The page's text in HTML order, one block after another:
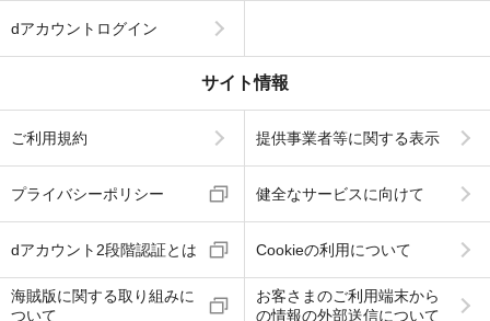
dアカウントログイン
サイト情報
ご利用規約 提供事業者等に関する表示
プライバシーポリシー 健全なサービスに向けて
dアカウント2段階認証とは Cookieの利用について
海賊版に関する取り組みに
ついて
お客さまのご利用端末から
の情報の外部送信について